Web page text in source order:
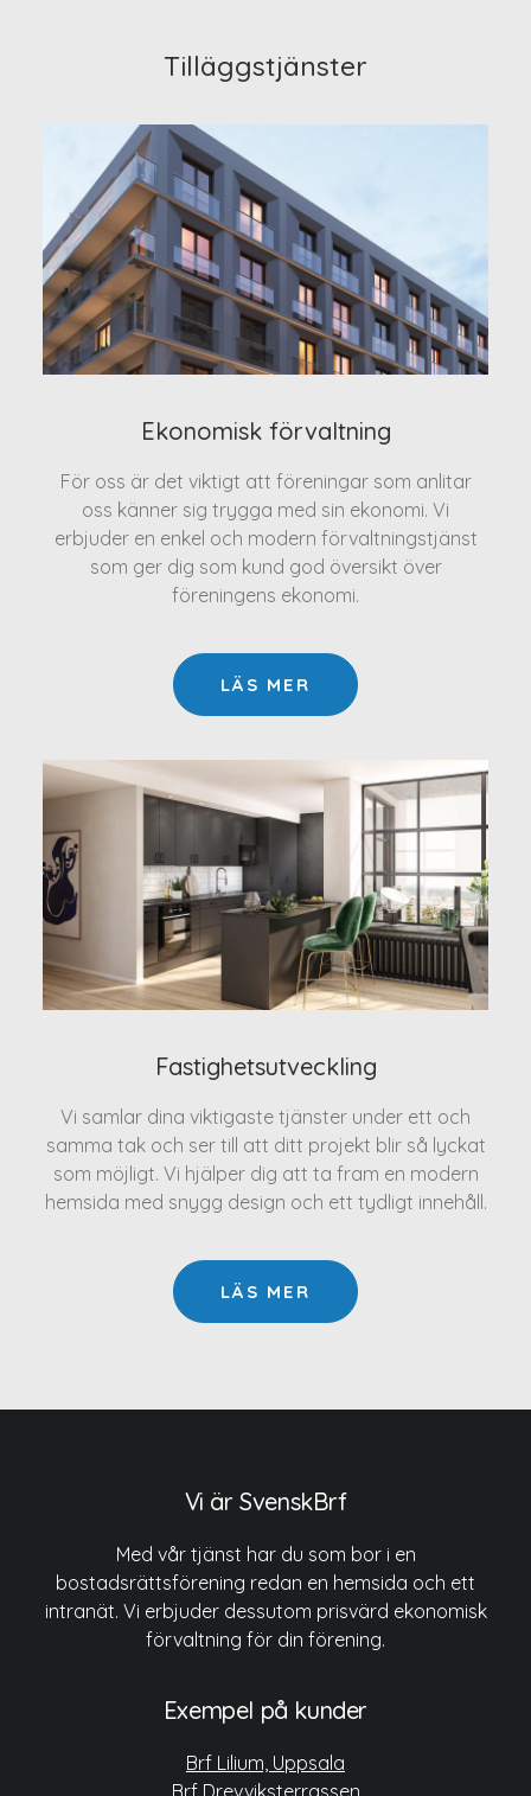
Tilläggstjänster
Ekonomisk förvaltning
För oss är det viktigt att föreningar som anlitar
oss känner sig trygga med sin ekonomi. Vi
erbjuder en enkel och modern förvaltningstjänst
som ger dig som kund god översikt över
föreningens ekonomi.
LÄS MER
Fastighetsutveckling
Vi samlar dina viktigaste tjänster under ett och
samma tak och ser till att ditt projekt blir så lyckat
som möjligt. Vi hjälper dig att ta fram en modern
hemsida med snygg design och ett tydligt innehåll.
LÄS MER
Vi är SvenskBrf
Med vår tjänst har du som bor i en
bostadsrättsförening redan en hemsida och ett
intranät. Vi erbjuder dessutom prisvärd ekonomisk
förvaltning för din förening.
Exempel på kunder
Brf Lilium, Uppsala
Brf Drevviksterrassen